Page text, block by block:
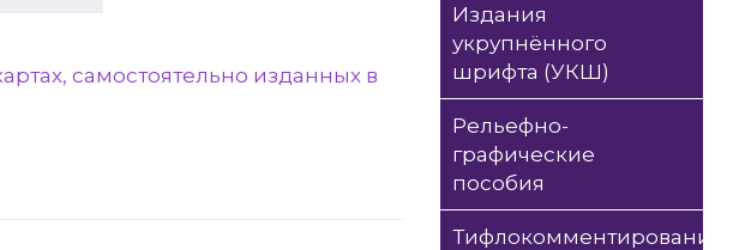
самостоятельно изданных в
Издания
укрупнённого
шрифта (УКШ)
Рельефно-
графические
пособия
Тифлокомментирование